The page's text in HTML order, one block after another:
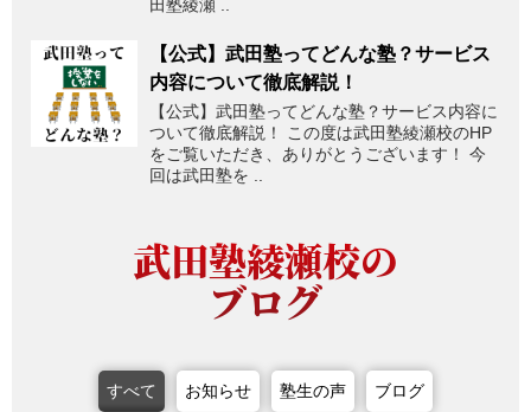
田塾綾瀬 ..
【公式】武田塾ってどんな塾？サービス
内容について徹底解説！
【公式】武田塾ってどんな塾？サービス内容に
ついて徹底解説！ この度は武田塾綾瀬校のHP
をご覧いただき、ありがとうございます！ 今
回は武田塾を ..
武田塾綾瀬校の
ブログ
すべて お知らせ 塾生の声 ブログ